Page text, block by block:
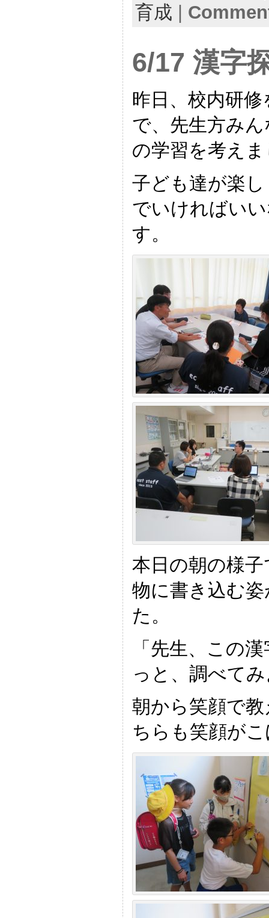
育成 |
6/17 漢字
昨日、校内研
で、先生方み
の学習を考え
子ども達が楽
でいければい
す。
本日の朝の様
物に書き込む
た。
「先生、この
っと、調べて
朝から笑顔で
ちらも笑顔が